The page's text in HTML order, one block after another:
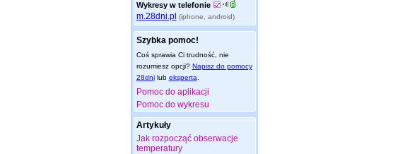
Wykresy w telefonie
m.28dni.pl (iphone, android)
Szybka pomoc!
Coś sprawia Ci trudność, nie
rozumiesz opcji? Napisz do pomocy
28dnilub eksperta
Pomoc do aplikacji
Pomoc do wykresu
Artykuły
Jak rozpocząć obserwacje
temperatury